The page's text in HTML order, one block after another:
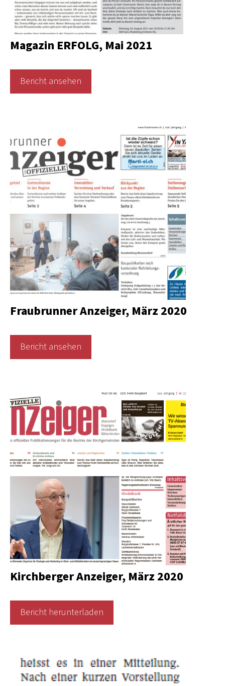
Magazin ERFOLG, Mai 2021
Bericht ansehen
Fraubrunner Anzeiger, März 2020
Bericht ansehen
Kirchberger Anzeiger, März 2020
Bericht herunterladen